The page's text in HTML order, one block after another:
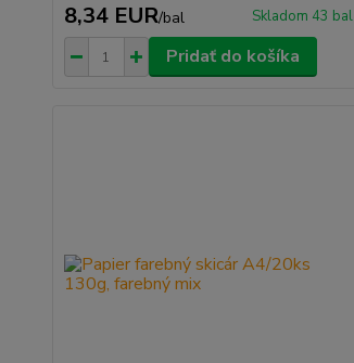
8,34 EUR/bal Skladom 43 bal
Pridať do košíka